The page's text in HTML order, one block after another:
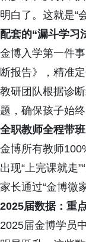
明白了。这就是“
配套的“漏斗学习
金博入学第一件
断报告》，精准
教研团队根据诊
题，确保孩子始
全职教师全程带
金博所有教师
出现“上完课就走
家长通过“金博微
2025届数据：重
2025届金博学员